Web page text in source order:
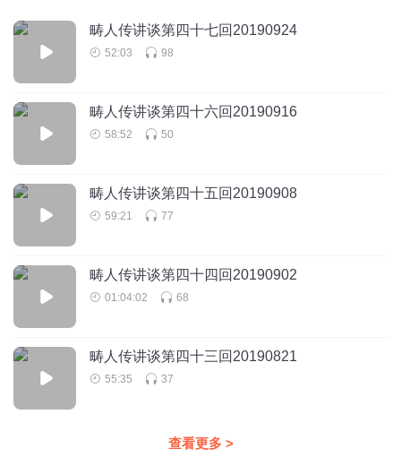
畴人传讲谈第四十七回20190924
52:03 98
畴人传讲谈第四十六回20190916
58:52 50
畴人传讲谈第四十五回20190908
59:21 77
畴人传讲谈第四十四回20190902
01:04:02 68
畴人传讲谈第四十三回20190821
55:35 37
查看更多 >